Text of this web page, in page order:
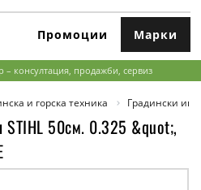
Марки
Промоции
консултация, продажби, сервиз
и горска техника Градински
STIHL 50см. 0.325 &quot;,